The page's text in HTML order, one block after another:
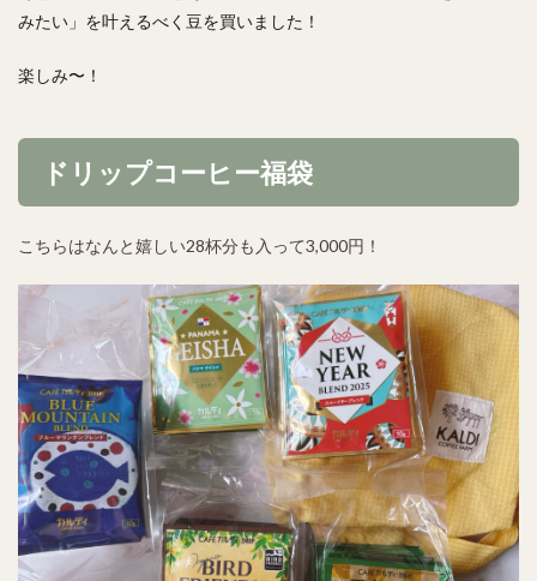
みたい」を叶えるべく豆を買いました！
楽しみ〜！
ドリップコーヒー福袋
こちらはなんと嬉しい28杯分も入って3,000円！